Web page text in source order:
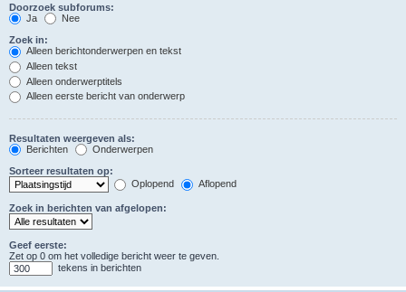
Doorzoek subforums:
Ja
Nee
Zoek in:
Alleen berichtonderwerpen en tekst
Alleen tekst
Alleen onderwerptitels
Alleen eerste bericht van onderwerp
Resultaten weergeven als:
Berichten
Onderwerpen
Sorteer resultaten op:
Oplopend
Aflopend
Zoek in berichten van afgelopen:
Geef eerste:
Zet op 0 om het volledige bericht weer te geven.
tekens in berichten